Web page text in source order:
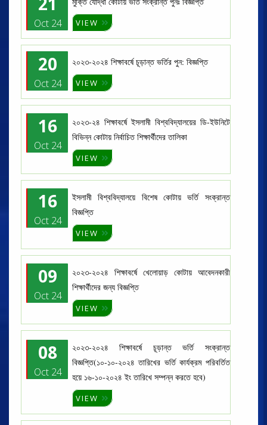
Oct 24 VIEW
20
Oct 24
২০২৩-২০২৪ শিক্ষাবর্ষে চূড়ান্ত ভর্তির পুন: বিজ্ঞপ্তি
VIEW
16
Oct 24
২০২৩-২৪ শিক্ষাবর্ষে ইসলামী বিশ্ববিদ্যালয়ের ডি-ইউনিটে
বিভিন্ন কোটায় নির্বাচিত শিক্ষার্থীদের তালিকা
VIEW
16
Oct 24
ইসলামী বিশ্ববিদ্যালয়ে বিশেষ কোটায় ভর্তি সংক্রান্ত
বিজ্ঞপ্তি
VIEW
09
Oct 24
২০২৩-২০২৪ শিক্ষাবর্ষে খেলোয়াড় কোটায় আবেদনকারী
শিক্ষার্থীদের জন্য বিজ্ঞপ্তি
VIEW
08
Oct 24
২০২৩-২০২৪ শিক্ষাবর্ষে চূড়ান্ত ভর্তি সংক্রান্ত
বিজ্ঞপ্তি(১০-১০-২০২৪ তারিখের ভর্তি কার্যক্রম পরিবর্তিত
হয়ে ১৬-১০-২০২৪ ইং তারিখে সম্পন্ন করতে হবে)
VIEW